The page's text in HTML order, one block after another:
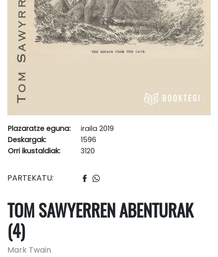
Plazaratze eguna:
iraila 2019
Deskargak:
1596
Orri ikustaldiak:
3120
PARTEKATU:
TOM SAWYERREN ABENTURAK
(4)
Mark Twain